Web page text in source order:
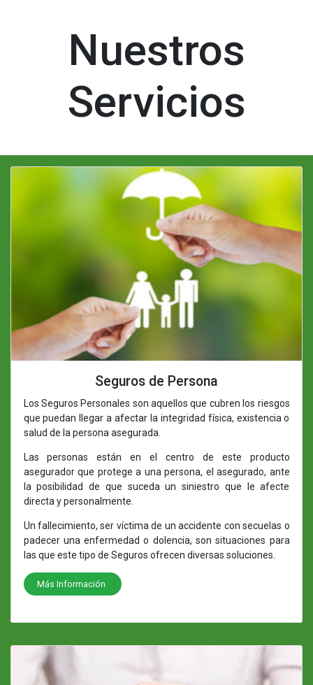
Nuestros
Servicios
Seguros de Persona
Los Seguros Personales son aquellos que cubren los riesgos
que puedan llegar a afectar la integridad física, existencia o
salud de la persona asegurada.
Las personas están en el centro de este producto
asegurador que protege a una persona, el asegurado, ante
la posibilidad de que suceda un siniestro que le afecte
directa y personalmente.
Un fallecimiento, ser víctima de un accidente con secuelas o
padecer una enfermedad o dolencia, son situaciones para
las que este tipo de Seguros ofrecen diversas soluciones.
Más Información